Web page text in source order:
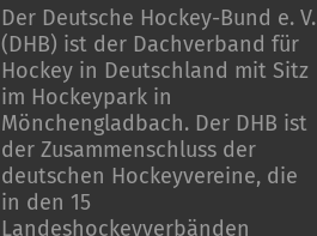
Der Deutsche Hockey-Bund e. V.
(DHB) ist der Dachverband für
Hockey in Deutschland mit Sitz
im Hockeypark in
Mönchengladbach. Der DHB ist
der Zusammenschluss der
deutschen Hockeyvereine, die
in den 15
Landeshockeyverbänden